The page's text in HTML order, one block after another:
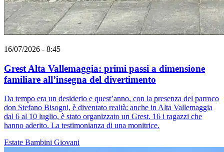
16/07/2026 - 8:45
Grest Alta Vallemaggia: primi passi a dimensione
familiare all’insegna del divertimento
Da tempo era un desiderio e quest’anno, con la presenza del parroco
don Stefano Bisogni, è diventato realtà: anche in Alta Vallemaggia
dal 6 al 10 luglio, è stato organizzato un Grest. 16 i ragazzi che
hanno aderito. La testimonianza di una monitrice.
Estate Bambini Giovani